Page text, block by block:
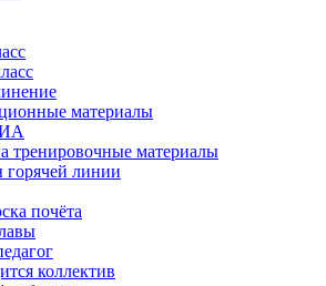
материалы
тренировочные материалы
горячей линии
почёта
коллектив